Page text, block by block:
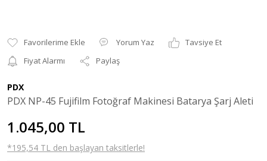
Yorum Yaz
Tavsiye Et
Fiyat Alarmı
Paylaş
PDX
PDX NP-45 Fujifilm Fotoğraf Makinesi Batarya Şarj Aleti
1.045,00 TL
*195,54 TL den başlayan taksitlerle!